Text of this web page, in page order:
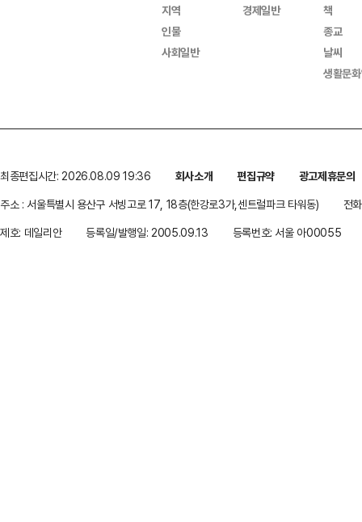
지역
인물
사회일반
경제일반
책
종교
날씨
생활문
최종편집시간: 2026.08.09 19:36 회사소개 편집규약
광고제휴문의
주소 : 서울특별시 용산구 서빙고로 17, 18층(한강로3가,센트럴파크 타워동)
전
제호: 데일리안
등록일/발행일: 2005.09.13 등록번호: 서울 아00055